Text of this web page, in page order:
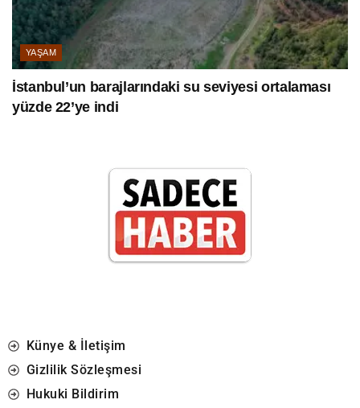
YAŞAM
İstanbul’un barajlarındaki su seviyesi ortalaması
yüzde 22’ye indi
Künye & İletişim
Gizlilik Sözleşmesi
Hukuki Bildirim